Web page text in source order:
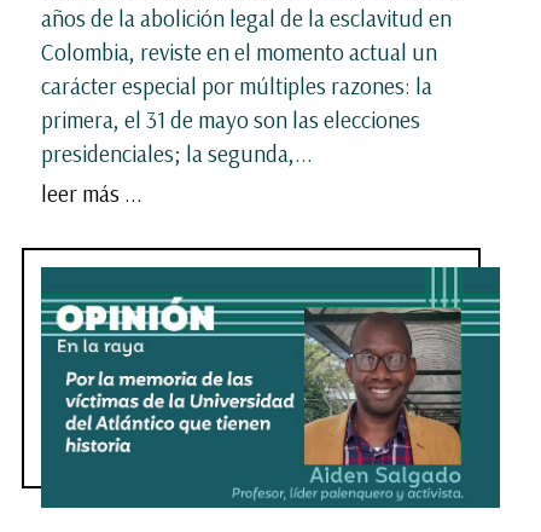
años de la abolición legal de la esclavitud en
Colombia, reviste en el momento actual un
carácter especial por múltiples razones: la
primera, el 31 de mayo son las elecciones
presidenciales; la segunda,...
leer más ...